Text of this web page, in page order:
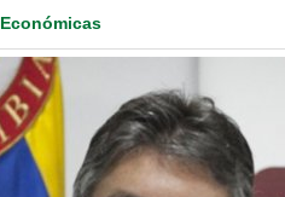
Económicas